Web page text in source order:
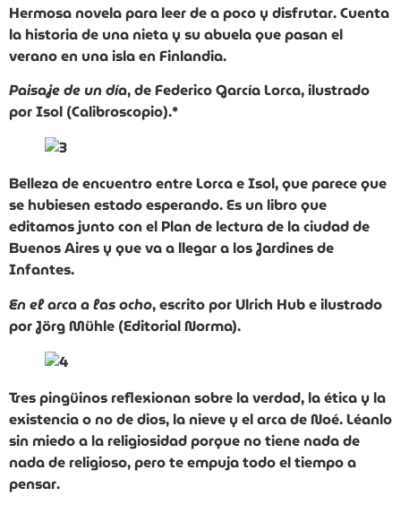
Hermosa novela para leer de a poco y disfrutar. Cuenta
la historia de una nieta y su abuela que pasan el
verano en una isla en Finlandia.
Paisaje de un día, de Federico García Lorca, ilustrado
por Isol (Calibroscopio).*
Belleza de encuentro entre Lorca e Isol, que parece que
se hubiesen estado esperando. Es un libro que
editamos junto con el Plan de lectura de la ciudad de
Buenos Aires y que va a llegar a los Jardines de
Infantes.
En el arca a las ocho, escrito por Ulrich Hub e ilustrado
por Jörg Mühle (Editorial Norma).
Tres pingüinos reflexionan sobre la verdad, la ética y la
existencia o no de dios, la nieve y el arca de Noé. Léanlo
sin miedo a la religiosidad porque no tiene nada de
nada de religioso, pero te empuja todo el tiempo a
pensar.